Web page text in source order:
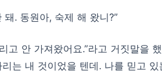
. 동원아, 숙제 해 왔니?”
고 안 가져왔어요.”라고 거짓말을
는 내 것이었을 텐데. 나를 믿고